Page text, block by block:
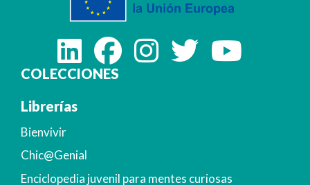
COLECCIONES
Librerías
Bienvivir
Chic@Genial
Enciclopedia juvenil para mentes curiosas